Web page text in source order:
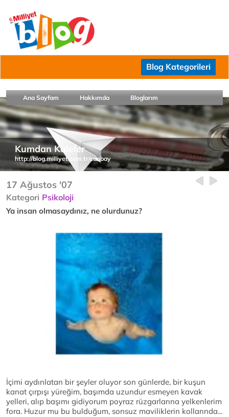
Blog Kategorileri
Ana Sayfam Hakkımda Bloglarım
Kumdan Kaleler
http://blog.milliyet.com.tr/canbay
17 Ağustos '07
Kategori Psikoloji
Ya insan olmasaydınız, ne olurdunuz?
İçimi aydınlatan bir şeyler oluyor son günlerde, bir kuşun
kanat çırpışı yüreğim, başımda uzundur esmeyen kavak
yelleri, alıp başımı gidiyorum poyraz rüzgarlarına yelkenlerim
fora. Huzur mu bu bulduğum, sonsuz maviliklerin kollarında...